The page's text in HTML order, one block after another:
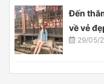
Đến
về vẻ
29/05/